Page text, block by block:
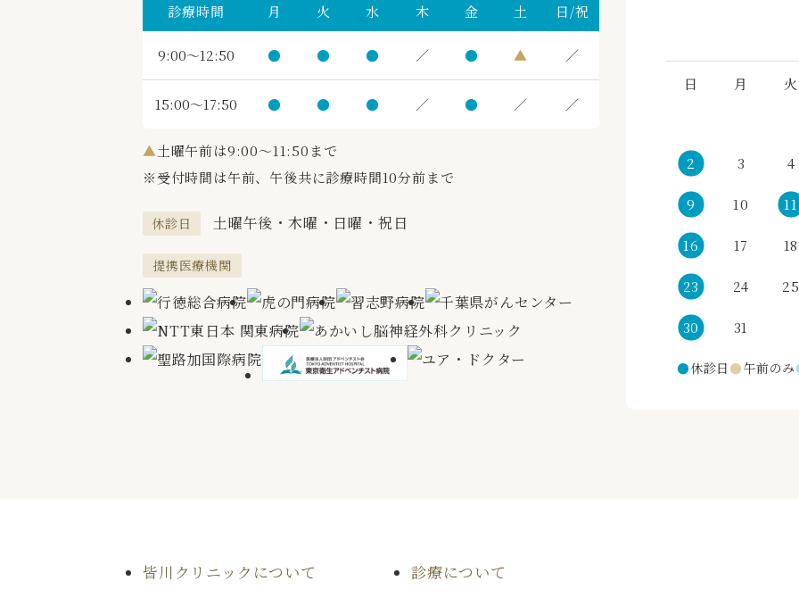
診療時間 月 火 水 木 金 土 日/祝
9:00～12:50 ● ● ● ／ ● ▲ ／
15:00～17:50 ● ● ● ／ ● ／ ／
▲土曜午前は9:00～11:50まで
※受付時間は午前、午後共に診療時間10分前まで
休診日 土曜午後・木曜・日曜・祝日
提携医療機関
日 月 火
2 3 4
9 10 11
16 17 18
23 24 25
30 31
●休診日 ●午前のみ
皆川クリニックについて 診療について